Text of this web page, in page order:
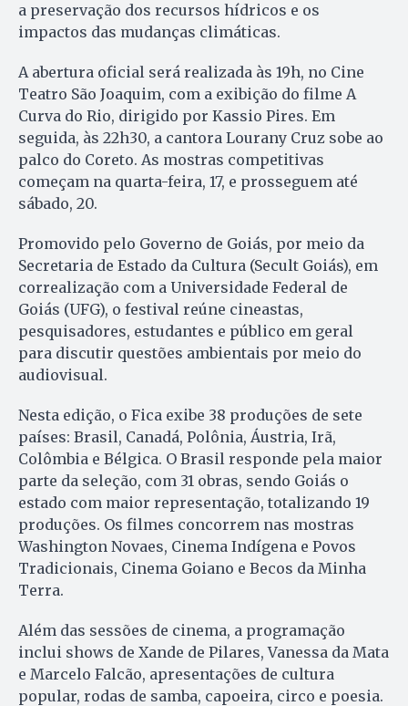
a preservação dos recursos hídricos e os
impactos das mudanças climáticas.
A abertura oficial será realizada às 19h, no Cine
Teatro São Joaquim, com a exibição do filme A
Curva do Rio, dirigido por Kassio Pires. Em
seguida, às 22h30, a cantora Lourany Cruz sobe ao
palco do Coreto. As mostras competitivas
começam na quarta-feira, 17, e prosseguem até
sábado, 20.
Promovido pelo Governo de Goiás, por meio da
Secretaria de Estado da Cultura (Secult Goiás), em
correalização com a Universidade Federal de
Goiás (UFG), o festival reúne cineastas,
pesquisadores, estudantes e público em geral
para discutir questões ambientais por meio do
audiovisual.
Nesta edição, o Fica exibe 38 produções de sete
países: Brasil, Canadá, Polônia, Áustria, Irã,
Colômbia e Bélgica. O Brasil responde pela maior
parte da seleção, com 31 obras, sendo Goiás o
estado com maior representação, totalizando 19
produções. Os filmes concorrem nas mostras
Washington Novaes, Cinema Indígena e Povos
Tradicionais, Cinema Goiano e Becos da Minha
Terra.
Além das sessões de cinema, a programação
inclui shows de Xande de Pilares, Vanessa da Mata
e Marcelo Falcão, apresentações de cultura
popular, rodas de samba, capoeira, circo e poesia.